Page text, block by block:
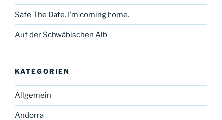
Safe The Date. I’m coming home.
Auf der Schwäbischen Alb
KATEGORIEN
Allgemein
Andorra